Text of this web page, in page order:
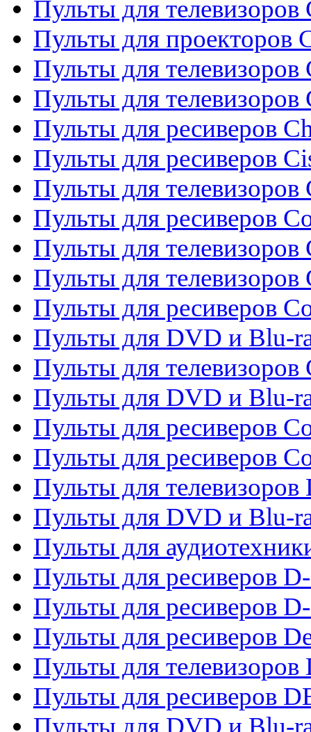
Пульты для телевизоров
Пульты для проекторов
Пульты для телевизоров
Пульты для телевизоров
Пульты для ресиверов
Пульты для ресиверов
Пульты для телевизоров
Пульты для ресиверов
Пульты для телевизоров
Пульты для телевизоров
Пульты для ресиверов
Пульты для DVD и Blu-
Пульты для телевизоров
Пульты для DVD и Blu-
Пульты для ресиверов
Пульты для ресиверов
Пульты для телевизоров
Пульты для DVD и Blu-
Пульты для
Пульты для ресиверов
Пульты для ресиверов
Пульты для ресиверов
Пульты для телевизоров
Пульты для ресиверов
Пульты для DVD и Blu-